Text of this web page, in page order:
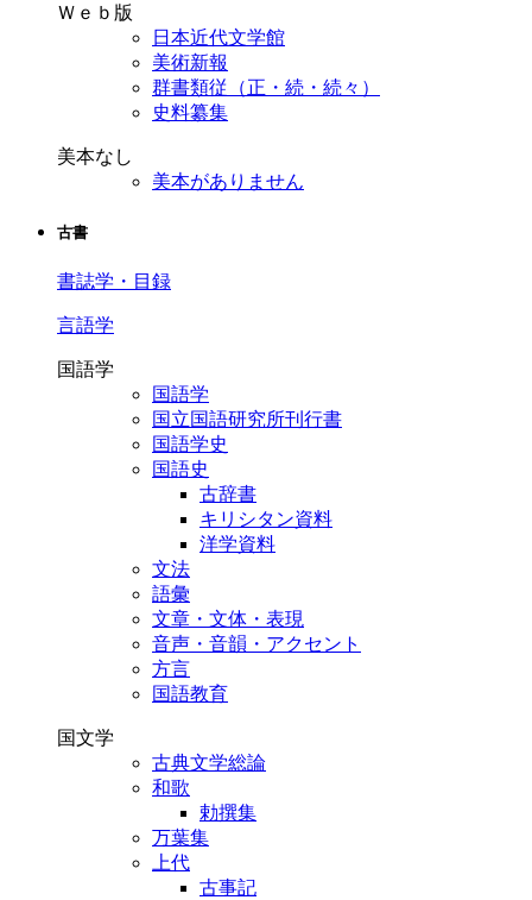
Ｗｅｂ版
日本近代文学館
美術新報
群書類従（正・続・続々）
史料纂集
美本なし
美本がありません
古書
書誌学・目録
言語学
国語学
国語学
国立国語研究所刊行書
国語学史
国語史
古辞書
キリシタン資料
洋学資料
文法
語彙
文章・文体・表現
音声・音韻・アクセント
方言
国語教育
国文学
古典文学総論
和歌
勅撰集
万葉集
上代
古事記